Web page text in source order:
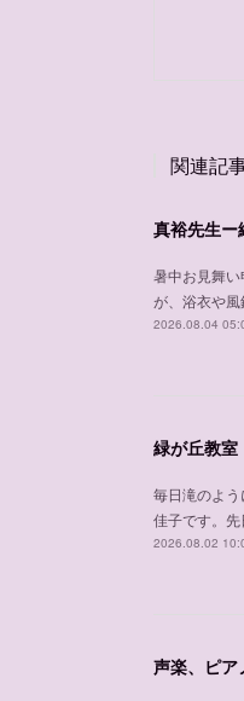
関連記
真裕先生
暑中お見舞
が、浴衣や
2026.08.04
緑が丘教
毎日滝のよ
佳子です。
2026.08.02